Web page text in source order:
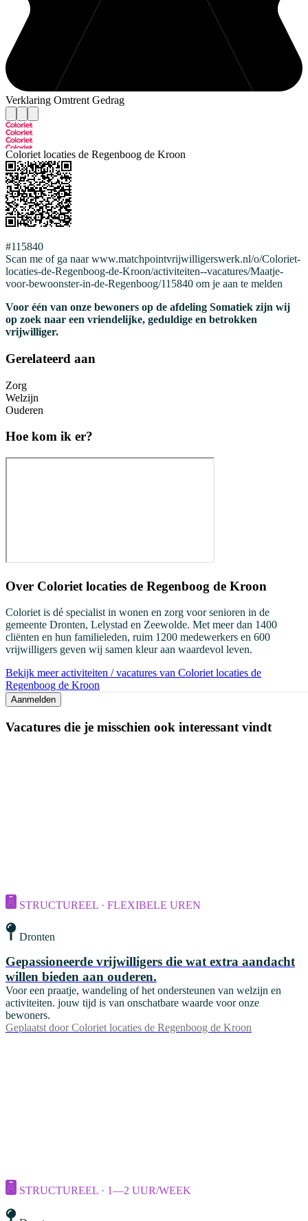
Verklaring Omtrent Gedrag
Coloriet locaties de Regenboog de Kroon
#115840
Scan me of ga naar www.matchpointvrijwilligerswerk.nl/o/Coloriet-
locaties-de-Regenboog-de-Kroon/activiteiten--vacatures/Maatje-
voor-bewoonster-in-de-Regenboog/115840 om je aan te melden
Voor één van onze bewoners op de afdeling Somatiek zijn wij
op zoek naar een vriendelijke, geduldige en betrokken
vrijwilliger.
Gerelateerd aan
Zorg
Welzijn
Ouderen
Hoe kom ik er?
Over Coloriet locaties de Regenboog de Kroon
Coloriet is dé specialist in wonen en zorg voor senioren in de
gemeente Dronten, Lelystad en Zeewolde. Met meer dan 1400
cliënten en hun familieleden, ruim 1200 medewerkers en 600
vrijwilligers geven wij samen kleur aan waardevol leven.
Bekijk meer activiteiten / vacatures van Coloriet locaties de
Regenboog de Kroon
Aanmelden
Vacatures die je misschien ook interessant vindt
STRUCTUREEL · FLEXIBELE UREN
Dronten
Gepassioneerde vrijwilligers die wat extra aandacht
willen bieden aan ouderen.
Voor een praatje, wandeling of het ondersteunen van welzijn en
activiteiten. jouw tijd is van onschatbare waarde voor onze
bewoners.
Geplaatst door Coloriet locaties de Regenboog de Kroon
STRUCTUREEL · 1—2 UUR/WEEK